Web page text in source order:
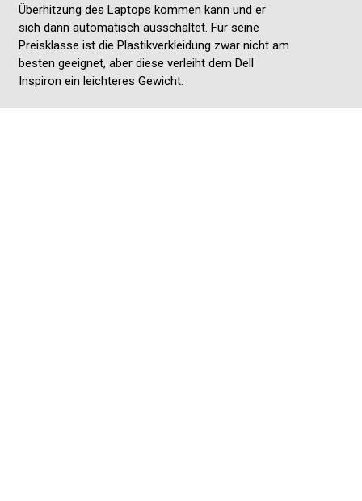
Überhitzung des Laptops kommen kann und er
sich dann automatisch ausschaltet. Für seine
Preisklasse ist die Plastikverkleidung zwar nicht am
besten geeignet, aber diese verleiht dem Dell
Inspiron ein leichteres Gewicht.